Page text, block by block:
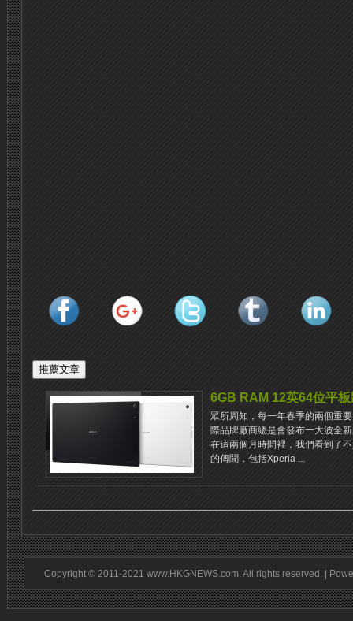
6GB RAM 12英64位平
眾所周知，每一年春季的兩個重
際品牌廠商總是會發布一大波全
在這兩個月時間裡，我們看到了
的傳聞，包括Xperia ...
Copyright © 2011-2021 www.HKGNEWS.com. All rights reserved. |